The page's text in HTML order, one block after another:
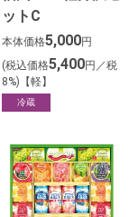
ットC
本体価格5,000円
(税込価格5,400円／税
8%)【軽】
冷蔵